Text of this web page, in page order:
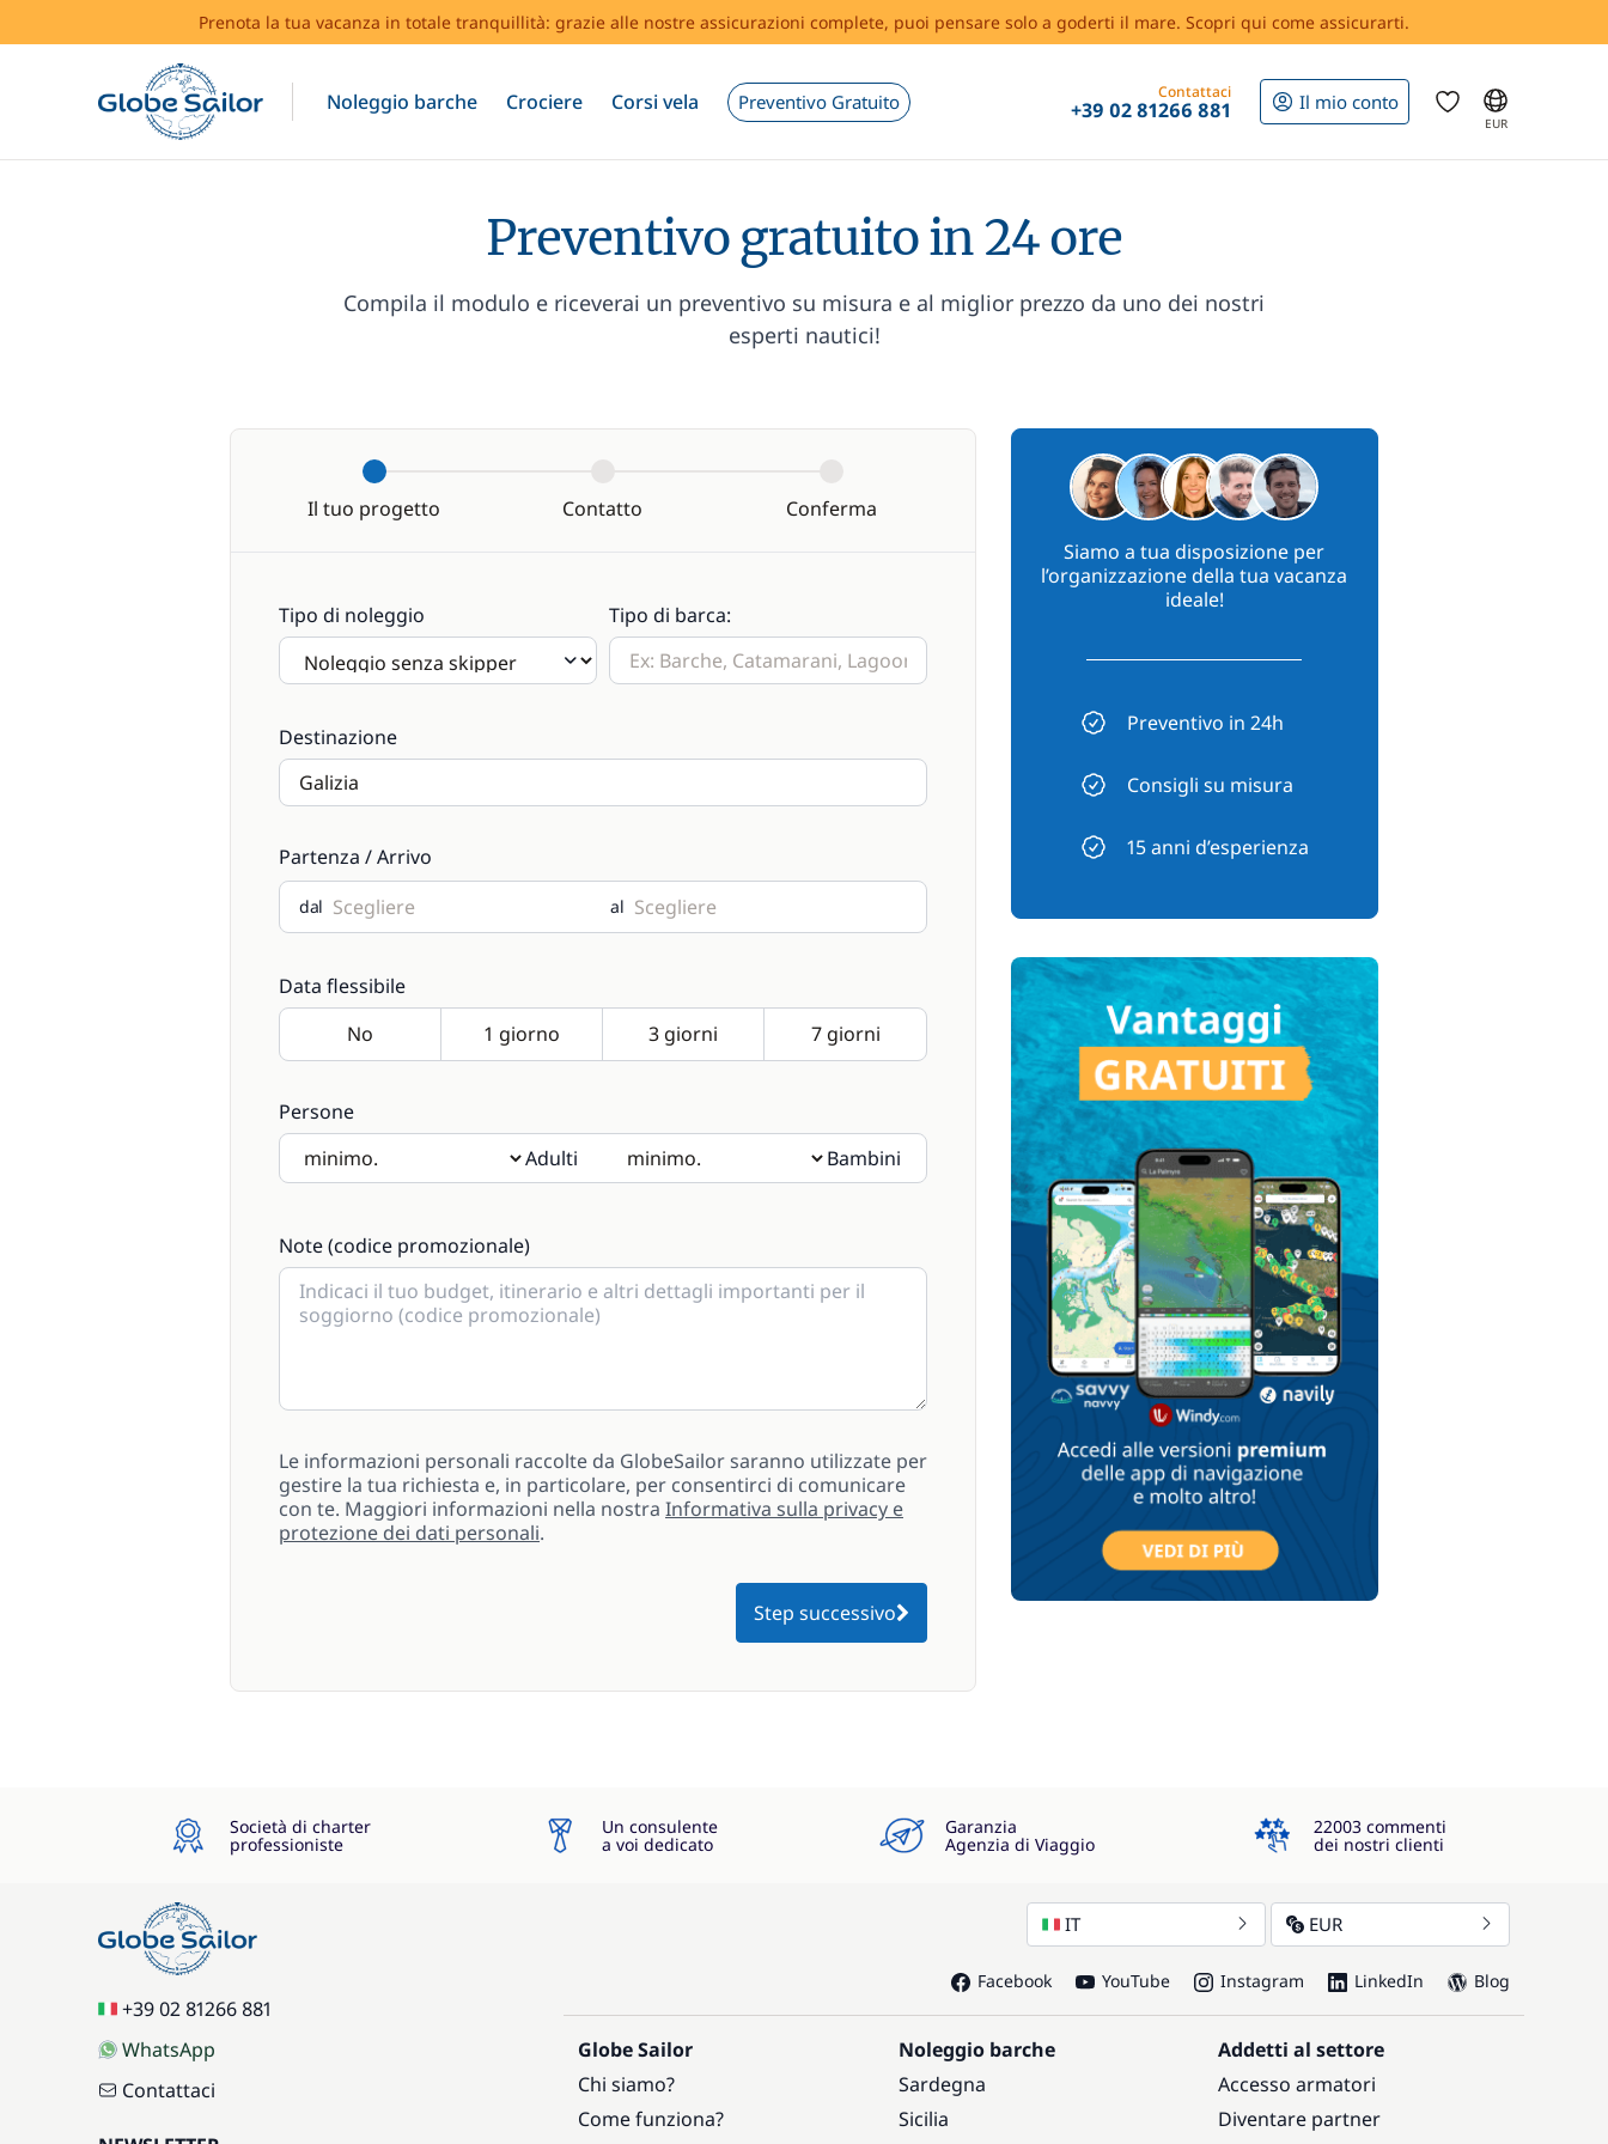
Prenota la tua vacanza in totale tranquillità: grazie alle nostre assicurazioni complete, puoi pensare solo a goderti il mare. Scopri qui come assicurarti.
Noleggio barche Crociere Corsi vela Preventivo Gratuito Contattaci
+39 02 81266 881 Il mio conto
EUR
Preventivo gratuito in 24 ore
Compila il modulo e riceverai un preventivo su misura e al miglior prezzo da uno dei nostri
esperti nautici!
Il tuo progetto Contatto Conferma
Tipo di noleggio Tipo di barca:
Destinazione
Partenza / Arrivo
dal al
Data flessibile
Persone
Adulti
Bambini
Note (codice promozionale)
Le informazioni personali raccolte da GlobeSailor saranno utilizzate per
gestire la tua richiesta e, in particolare, per consentirci di comunicare
con te. Maggiori informazioni nella nostra Informativa sulla privacy e
protezione dei dati personali.
Step successivo
Siamo a tua disposizione per
l’organizzazione della tua vacanza
ideale!
Preventivo in 24h
Consigli su misura
15 anni d’esperienza
Società di charter
professioniste
Un consulente
a voi dedicato
Garanzia
Agenzia di Viaggio
4.3
22003 commenti
dei nostri clienti
+39 02 81266 881
WhatsApp
Contattaci
IT EUR
Facebook YouTube Instagram LinkedIn Blog
Globe Sailor
Chi siamo?
Come funziona?
Noleggio barche
Sardegna
Sicilia
Addetti al settore
Accesso armatori
Diventare partner